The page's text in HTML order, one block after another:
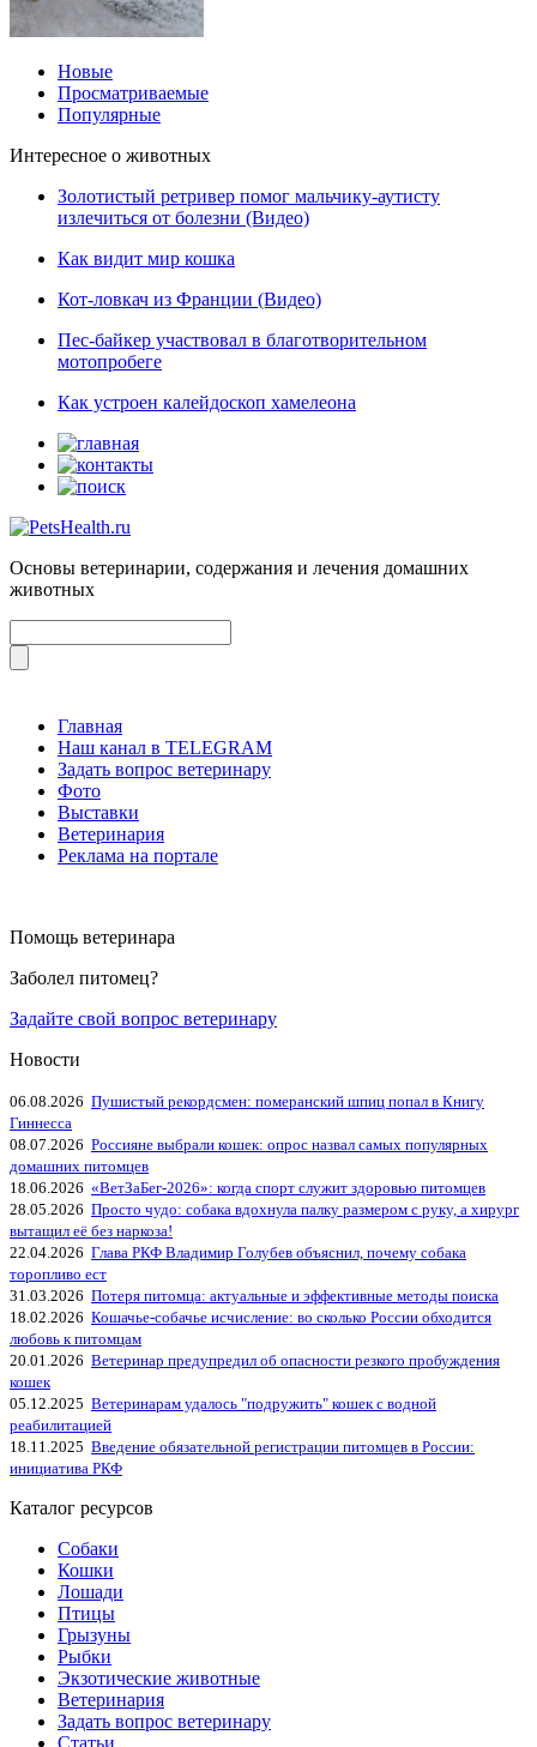
Новые
Просматриваемые
Популярные
Интересное о животных
Золотистый ретривер помог мальчику-аутисту
излечиться от болезни (Видео)
Как видит мир кошка
Кот-ловкач из Франции (Видео)
Пес-байкер участвовал в благотворительном
мотопробеге
Как устроен калейдоскоп хамелеона
Основы ветеринарии, содержания и лечения домашних
животных
Главная
Наш канал в TELEGRAM
Задать вопрос ветеринару
Фото
Выставки
Ветеринария
Реклама на портале
Помощь ветеринара
Заболел питомец?
Задайте свой вопрос ветеринару
Новости
06.08.2026 Пушистый рекордсмен: померанский шпиц попал в Книгу
Гиннесса
08.07.2026 Россияне выбрали кошек: опрос назвал самых популярных
домашних питомцев
18.06.2026 «ВетЗаБег‑2026»: когда спорт служит здоровью питомцев
28.05.2026 Просто чудо: собака вдохнула палку размером с руку, а хирург
вытащил её без наркоза!
22.04.2026 Глава РКФ Владимир Голубев объяснил, почему собака
торопливо ест
31.03.2026 Потеря питомца: актуальные и эффективные методы поиска
18.02.2026 Кошачье-собачье исчисление: во сколько России обходится
любовь к питомцам
20.01.2026 Ветеринар предупредил об опасности резкого пробуждения
кошек
05.12.2025 Ветеринарам удалось "подружить" кошек с водной
реабилитацией
18.11.2025 Введение обязательной регистрации питомцев в России:
инициатива РКФ
Каталог ресурсов
Собаки
Кошки
Лошади
Птицы
Грызуны
Рыбки
Экзотические животные
Ветеринария
Задать вопрос ветеринару